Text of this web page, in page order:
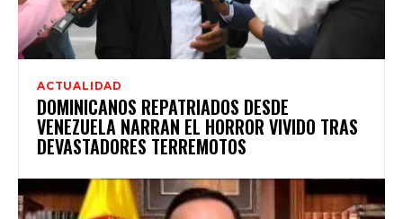
ACTUALIDAD
DOMINICANOS REPATRIADOS DESDE
VENEZUELA NARRAN EL HORROR VIVIDO TRAS
DEVASTADORES TERREMOTOS